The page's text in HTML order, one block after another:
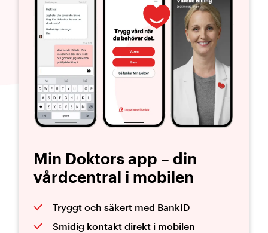
Min Doktors app – din
vårdcentral i mobilen
Tryggt och säkert med BankID
Smidig kontakt direkt i mobilen